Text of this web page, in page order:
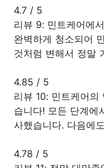
4.7 / 5
리뷰 9: 민트케어에
완벽하게 청소되어
것처럼 변해서 정말
4.85 / 5
리뷰 10: 민트케어의
습니다! 모든 단계에
사했습니다. 다음에
4.78 / 5